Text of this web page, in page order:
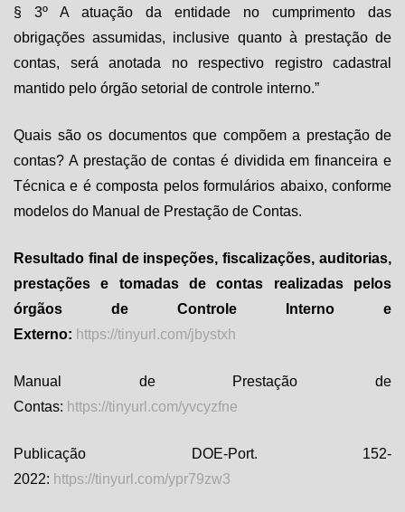
§ 3º A atuação da entidade no cumprimento das
obrigações assumidas, inclusive quanto à prestação de
contas, será anotada no respectivo registro cadastral
mantido pelo órgão setorial de controle interno.”
Quais são os documentos que compõem a prestação de
contas? A prestação de contas é dividida em financeira e
Técnica e é composta pelos formulários abaixo, conforme
modelos do Manual de Prestação de Contas.
Resultado final de inspeções, fiscalizações, auditorias,
prestações e tomadas de contas realizadas pelos
órgãos de Controle Interno e
Externo: https://tinyurl.com/jbystxh
Manual de Prestação de
Contas: https://tinyurl.com/yvcyzfne
Publicação DOE-Port. 152-
2022: https://tinyurl.com/ypr79zw3